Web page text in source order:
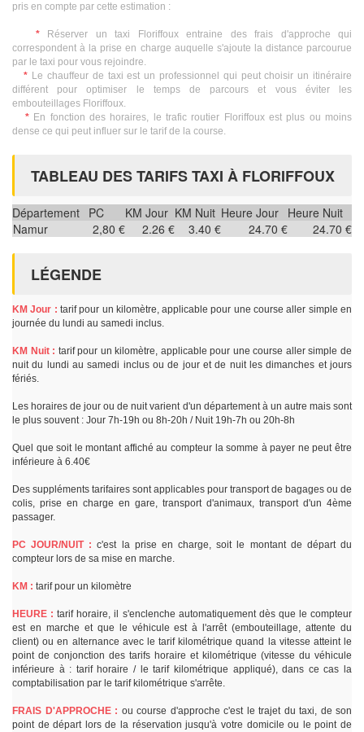
pris en compte par cette estimation :
*Réserver un taxi Floriffoux entraine des frais d'approche qui
correspondent à la prise en charge auquelle s'ajoute la distance parcourue
par le taxi pour vous rejoindre.
* Le chauffeur de taxi est un professionnel qui peut choisir un itinéraire
différent pour optimiser le temps de parcours et vous éviter les
embouteillages Floriffoux.
* En fonction des horaires, le trafic routier Floriffoux est plus ou moins
dense ce qui peut influer sur le tarif de la course.
TABLEAU DES TARIFS TAXI À FLORIFFOUX
Département PC KM Jour KM Nuit Heure Jour Heure Nuit
Namur
2,80 € 2.26 € 3.40 € 24.70 € 24.70 €
LÉGENDE
KM Jour : tarif pour un kilomètre, applicable pour une course aller simple en
journée du lundi au samedi inclus.
KM Nuit : tarif pour un kilomètre, applicable pour une course aller simple de
nuit du lundi au samedi inclus ou de jour et de nuit les dimanches et jours
fériés.
Les horaires de jour ou de nuit varient d'un département à un autre mais sont
le plus souvent : Jour 7h-19h ou 8h-20h / Nuit 19h-7h ou 20h-8h
Quel que soit le montant affiché au compteur la somme à payer ne peut être
inférieure à 6.40€
Des suppléments tarifaires sont applicables pour transport de bagages ou de
colis, prise en charge en gare, transport d'animaux, transport d'un 4ème
passager.
PC JOUR/NUIT : c'est la prise en charge, soit le montant de départ du
compteur lors de sa mise en marche.
KM : tarif pour un kilomètre
HEURE : tarif horaire, il s'enclenche automatiquement dès que le compteur
est en marche et que le véhicule est à l'arrêt (embouteillage, attente du
client) ou en alternance avec le tarif kilométrique quand la vitesse atteint le
point de conjonction des tarifs horaire et kilométrique (vitesse du véhicule
inférieure à : tarif horaire / le tarif kilométrique appliqué), dans ce cas la
comptabilisation par le tarif kilométrique s'arrête.
FRAIS D'APPROCHE : ou course d'approche c'est le trajet du taxi, de son
point de départ lors de la réservation jusqu'à votre domicile ou le point de